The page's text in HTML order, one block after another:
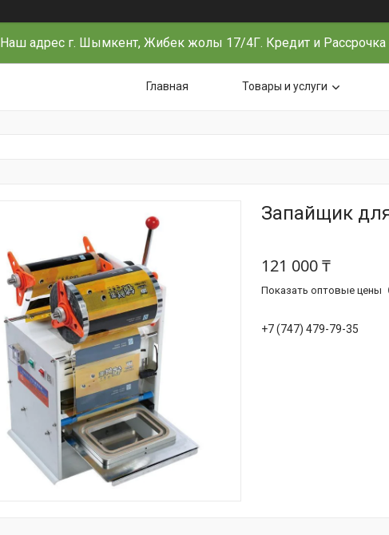
Наш адрес г. Шымкент, Жибек жолы 17/4Г. Кредит и Рассрочка
Главная Товары и услуги
Запайщик
121 000 ₸
Показать оптовые цены
+7 (747) 479-79-35